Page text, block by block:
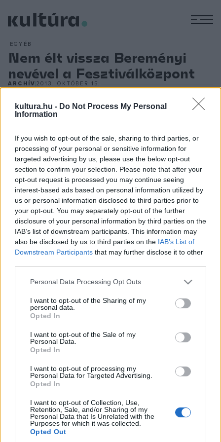
kultura.hu - Do Not Process My Personal
Information
If you wish to opt-out of the sale, sharing to third parties, or
processing of your personal or sensitive information for
targeted advertising by us, please use the below opt-out
section to confirm your selection. Please note that after your
opt-out request is processed you may continue seeing
interest-based ads based on personal information utilized by
us or personal information disclosed to third parties prior to
your opt-out. You may separately opt-out of the further
disclosure of your personal information by third parties on the
IAB’s list of downstream participants. This information may
also be disclosed by us to third parties on the IAB’s List of
Downstream Participants that may further disclose it to other
Please note that this website/app uses one or more Google
not limited to your visit or usage behaviour. You may click to
grant or deny consent to Google and its third-party tags to
use your data for below specified purposes in below Google
consent section.
Personal Data Processing Opt Outs
I want to opt-out of the Sharing of my
personal data.
Opted In
I want to opt-out of the Sale of my
Personal Data.
Opted In
I want to opt-out of processing my
Personal Data for Targeted Advertising.
Opted In
I want to opt-out of Collection, Use,
Retention, Sale, and/or Sharing of my
Personal Data that Is Unrelated with the
Purposes for which it was collected.
Opted Out
EGYÉB
Nem élt vissza Bereményi
nevével a Fesztiválközpont
ARCHÍV2013. OKTÓBER 15.
valamint ezek nyomán a sajtóban félreértelmezhető
következtetni, hogy a sétát Bereményi Géza vezeti. Sem a
túrát szerkesztő Hosszúlépés! Járunk?, sem az esemény
sorozatot szervező Budapesti Fesztivál- és Turisztikai
Központ Nonprofit Kft. nem kívánt visszaélni Bereményi
Géza személyével és Cseh Tamáshoz fűződő barátságával
- közölte a Fesztiváltközpont, amely a szervezők nevében
Bereményi Gézától, valamint azon személyektől, akik a
sétán a művész személye miatt vettek részt, elnézést kér.